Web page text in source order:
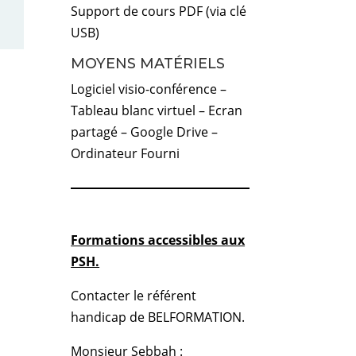
Support de cours PDF (via clé
USB)
MOYENS MATÉRIELS
Logiciel visio-conférence –
Tableau blanc virtuel – Ecran
partagé – Google Drive –
Ordinateur Fourni
Formations accessibles aux
PSH.
Contacter le référent
handicap de BELFORMATION.
Monsieur Sebbah :